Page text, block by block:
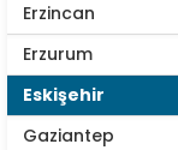
Erzincan
Erzurum
Eskişehir
Gaziantep